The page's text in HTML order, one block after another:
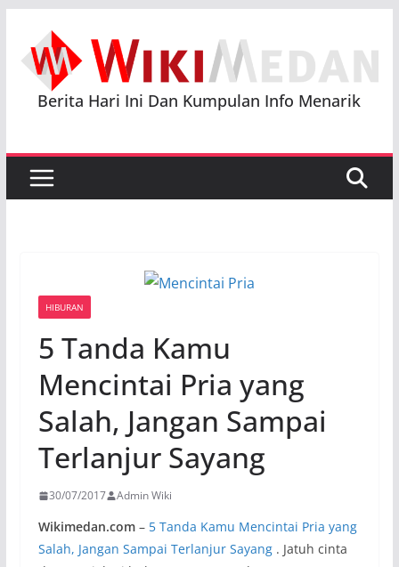
content
Berita Hari Ini Dan Kumpulan Info Menarik
HIBURAN
5 Tanda Kamu
Mencintai Pria yang
Salah, Jangan Sampai
Terlanjur Sayang
30/07/2017 Admin Wiki
Wikimedan.com– 5 Tanda Kamu Mencintai Pria yang
Salah, Jangan Sampai Terlanjur Sayang. Jatuh cinta